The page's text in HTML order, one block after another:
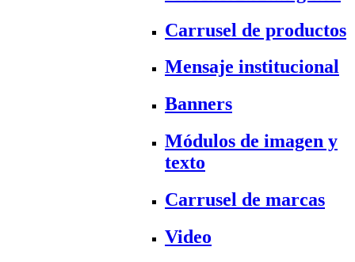
Carrusel de productos
Mensaje institucional
Banners
Módulos de imagen y
texto
Carrusel de marcas
Video